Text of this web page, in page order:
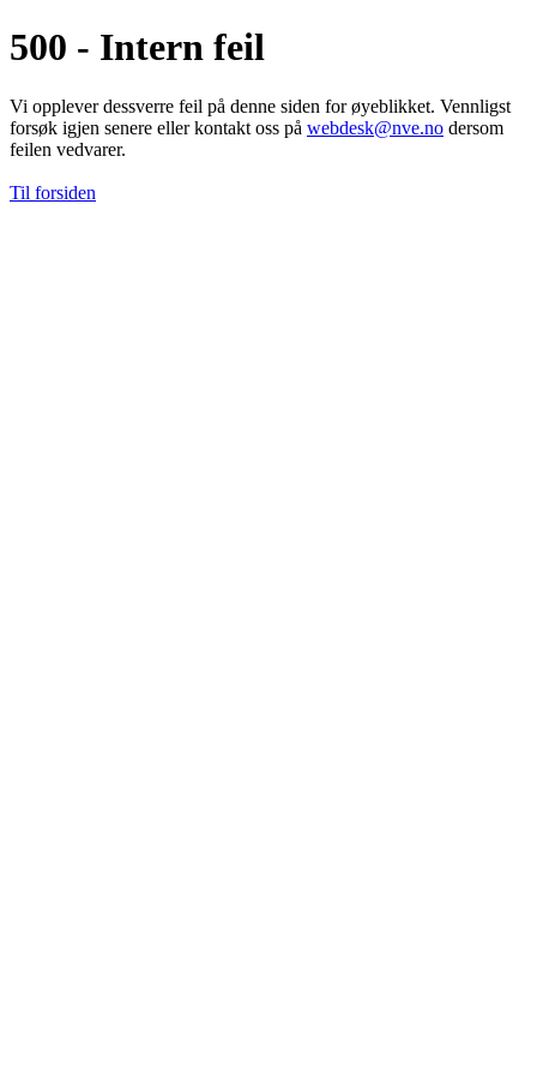
500 - Intern feil
Vi opplever dessverre feil på denne siden for øyeblikket. Vennligst
forsøk igjen senere eller kontakt oss på webdesk@nve.no dersom
feilen vedvarer.
Til forsiden